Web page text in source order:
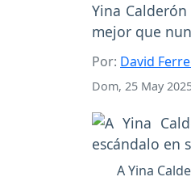
Yina
mejor que
Por: David
Dom, 25 May
A Yina